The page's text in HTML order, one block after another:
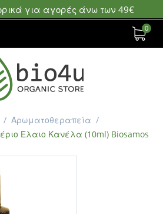
για αγορές άνω των 49€
0
/ Αρωματοθεραπεία /
Έλαιο Κανέλα (10ml) Biosamos